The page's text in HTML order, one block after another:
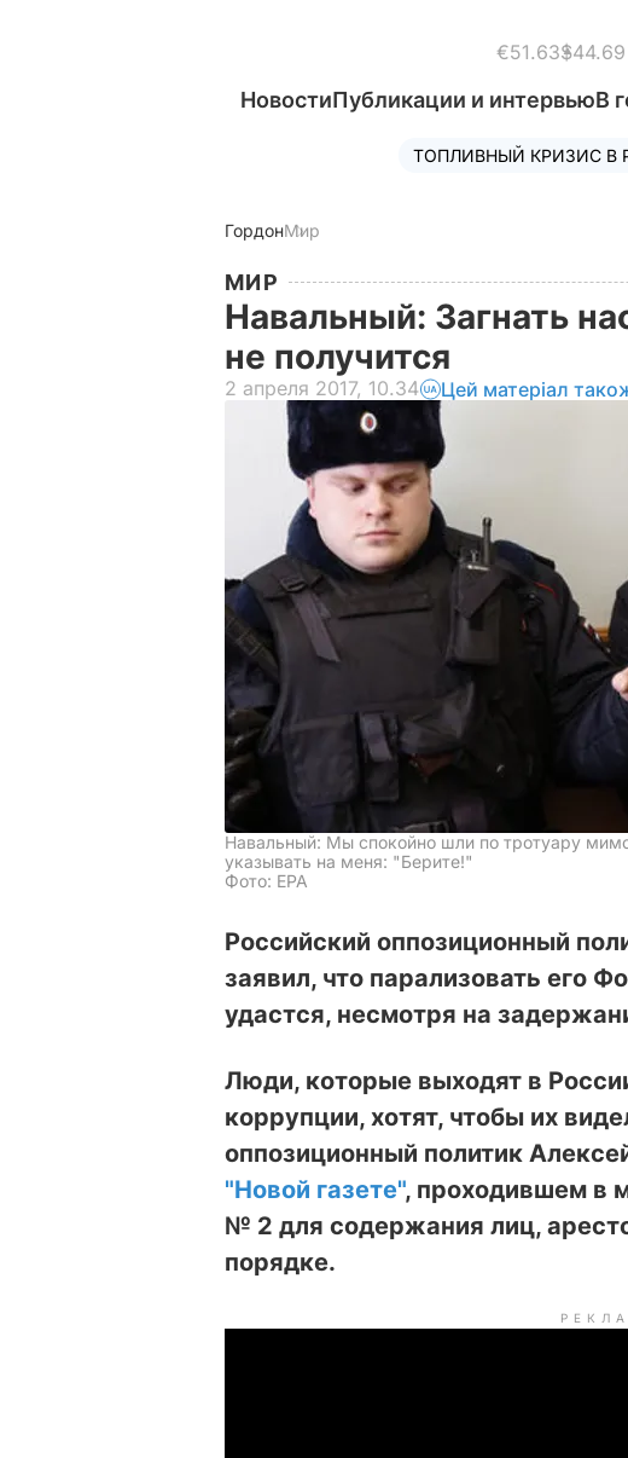
€51.63$44.69
НовостиПубликации и интервьюВ
ТОПЛИВНЫЙ КРИЗИС В
ГордонМир
МИР
Навальный: Загнать
не получится
2 апреля 2017, 10.34 Цей матеріал
Навальный: Мы спокойно шли по тротуару
указывать на меня: "Берите!"
Фото: EPA
Российский оппозиционный
заявил, что парализовать его
удастся, несмотря на
Люди, которые выходят в
коррупции, хотят, чтобы их
оппозиционный политик
"Новой газете", проходившем в
№ 2 для содержания лиц,
порядке.